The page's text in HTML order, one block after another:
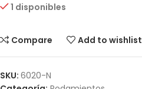
1 disponibles
Compare Add to wishlist
SKU: 6020-N